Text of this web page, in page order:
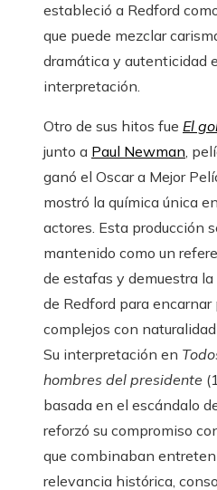
estableció a Redford
que puede mezclar
dramática y autenticidad
interpretación.
Otro de sus hitos fue El
junto a Paul Newman,
ganó el Oscar a Mejor
mostró la química única
actores. Esta producción
mantenido como un
de estafas y demuestra la
de Redford para encarnar
complejos con
Su interpretación en
hombres del presidente
basada en el escándalo
reforzó su compromiso
que combinaban
relevancia histórica,